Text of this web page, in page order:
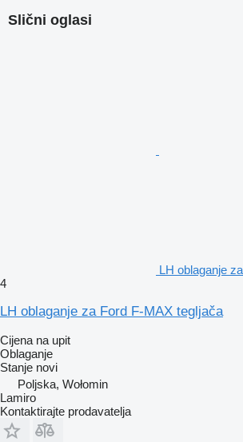
Slični oglasi
LH oblaganje
4
LH oblaganje za Ford F-MAX tegljača
Cijena na upit
Oblaganje
Stanje novi
Poljska, Wołomin
Lamiro
Kontaktirajte prodavatelja